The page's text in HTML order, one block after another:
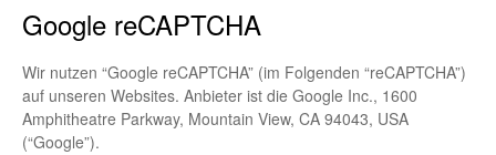
Google reCAPTCHA
Wir nutzen “Google reCAPTCHA” (im Folgenden “reCAPTCHA”)
auf unseren Websites. Anbieter ist die Google Inc., 1600
Amphitheatre Parkway, Mountain View, CA 94043, USA
(“Google”).